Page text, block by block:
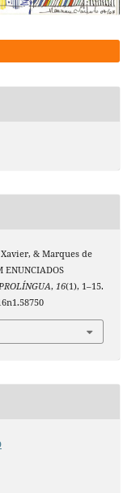
& Marques de
ENUNCIADOS
, 16(1), 1–15.